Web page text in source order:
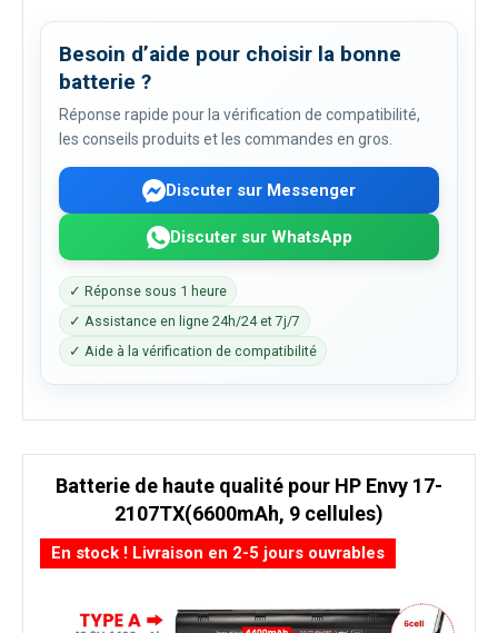
Besoin d’aide pour choisir la bonne
batterie ?
Réponse rapide pour la vérification de compatibilité,
les conseils produits et les commandes en gros.
Discuter sur Messenger
Discuter sur WhatsApp
✓ Réponse sous 1 heure
✓ Assistance en ligne 24h/24 et 7j/7
✓ Aide à la vérification de compatibilité
Batterie de haute qualité pour HP Envy 17-
2107TX(6600mAh, 9 cellules)
En stock ! Livraison en 2-5 jours ouvrables